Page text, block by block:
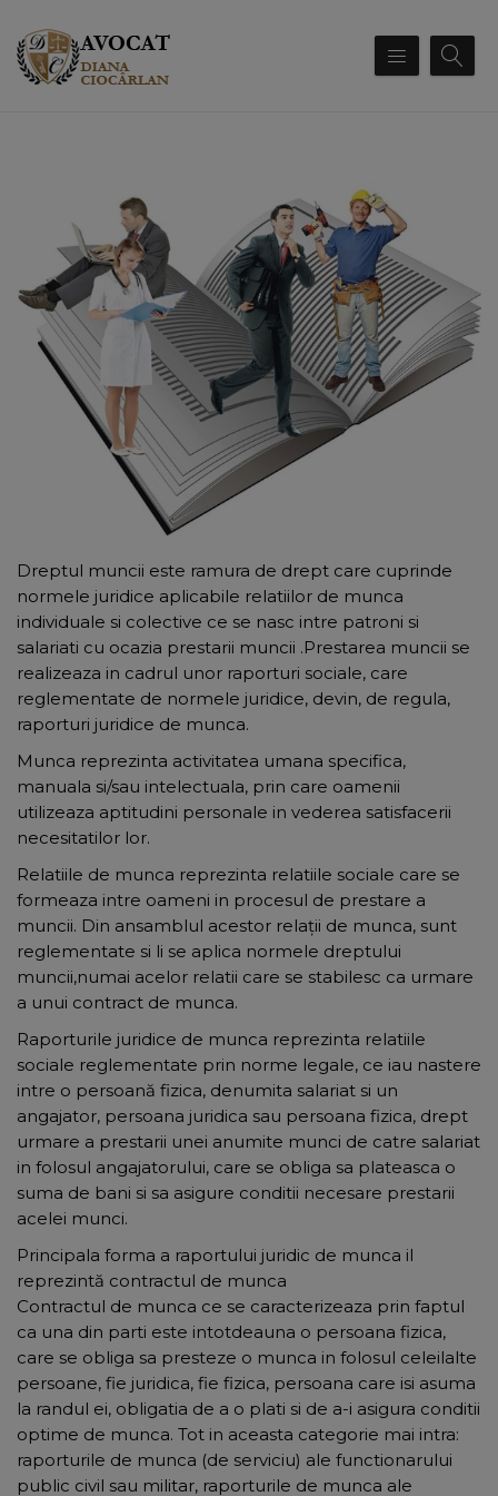
Dreptul muncii este ramura de drept care cuprinde
normele juridice aplicabile relatiilor de munca
individuale si colective ce se nasc intre patroni si
salariati cu ocazia prestarii muncii .Prestarea muncii se
realizeaza in cadrul unor raporturi sociale, care
reglementate de normele juridice, devin, de regula,
raporturi juridice de munca.
Munca reprezinta activitatea umana specifica,
manuala si/sau intelectuala, prin care oamenii
utilizeaza aptitudini personale in vederea satisfacerii
necesitatilor lor.
Relatiile de munca reprezinta relatiile sociale care se
formeaza intre oameni in procesul de prestare a
muncii. Din ansamblul acestor relaţii de munca, sunt
reglementate si li se aplica normele dreptului
muncii,numai acelor relatii care se stabilesc ca urmare
a unui contract de munca.
Raporturile juridice de munca reprezinta relatiile
sociale reglementate prin norme legale, ce iau nastere
intre o persoană fizica, denumita salariat si un
angajator, persoana juridica sau persoana fizica, drept
urmare a prestarii unei anumite munci de catre salariat
in folosul angajatorului, care se obliga sa plateasca o
suma de bani si sa asigure conditii necesare prestarii
acelei munci.
Principala forma a raportului juridic de munca il
reprezintă contractul de munca
Contractul de munca ce se caracterizeaza prin faptul
ca una din parti este intotdeauna o persoana fizica,
care se obliga sa presteze o munca in folosul celeilalte
persoane, fie juridica, fie fizica, persoana care isi asuma
la randul ei, obligatia de a o plati si de a-i asigura conditii
optime de munca. Tot in aceasta categorie mai intra:
raporturile de munca (de serviciu) ale functionarului
public civil sau militar, raporturile de munca ale